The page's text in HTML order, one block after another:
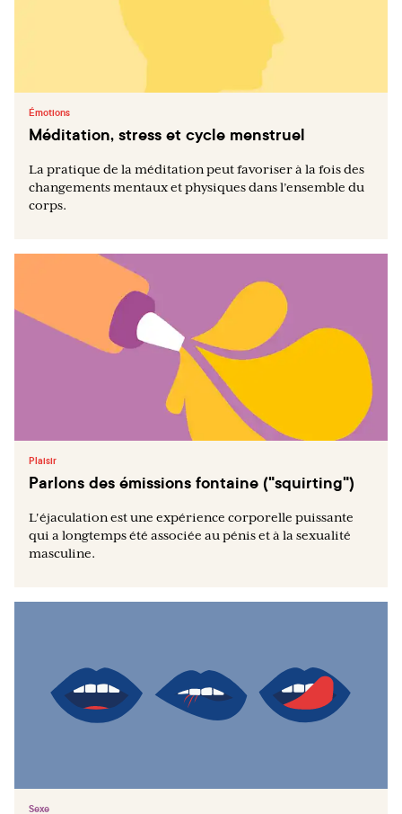
Émotions
Méditation, stress et cycle menstruel
La pratique de la méditation peut favoriser à la fois des
changements mentaux et physiques dans l’ensemble du
corps.
Plaisir
Parlons des émissions fontaine ("squirting")
L'éjaculation est une expérience corporelle puissante
qui a longtemps été associée au pénis et à la sexualité
masculine.
Sexe